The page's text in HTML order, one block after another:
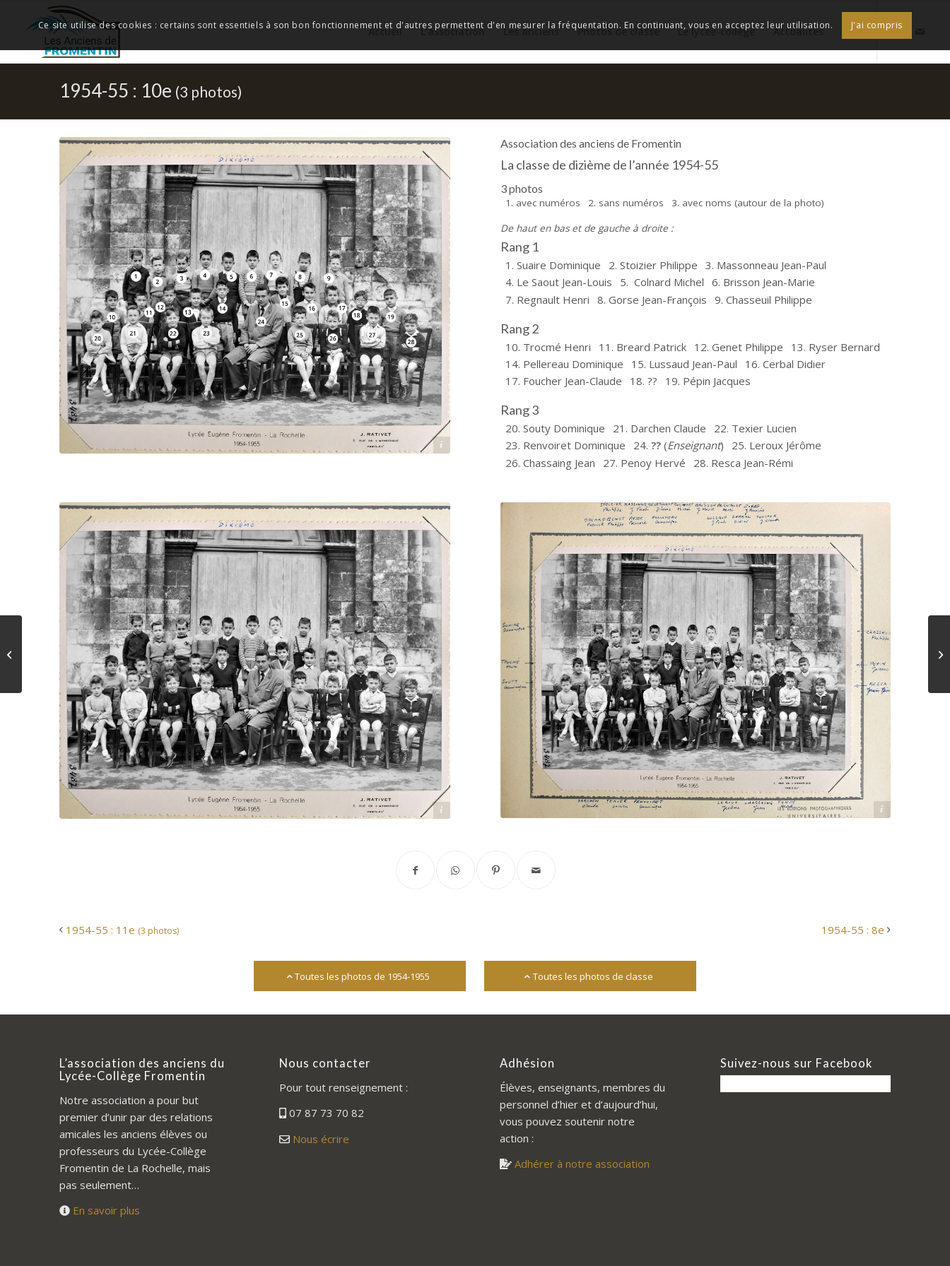
Accueil L’association Les anciens Photos de classe Le lycée-collège Actualités
1954-55 : 10e (3 photos)
Archives départementales 17
Association des anciens de Fromentin
La classe de dizième de l’année 1954-55
3 photos
1. avec numéros 2. sans numéros
3. avec noms (autour de la photo)
De haut en bas et de gauche à droite :
Rang 1
1. Suaire Dominique 2. Stoizier Philippe
3. Massonneau Jean-Paul
4. Le Saout Jean-Louis
5. Colnard Michel
6. Brisson Jean-Marie
7. Regnault Henri 8. Gorse Jean-François 9. Chasseuil Philippe
Rang 2
10. Trocmé Henri 11. Breard Patrick 12. Genet Philippe
13. Ryser Bernard
14. Pellereau Dominique
15. Lussaud Jean-Paul
16. Cerbal Didier
17. Foucher Jean-Claude
18. ?? 19. Pépin Jacques
Rang 3
20. Souty Dominique 21. Darchen Claude
22. Texier Lucien
23. Renvoiret Dominique
24. ??(Enseignant)
25. Leroux Jérôme
26. Chassaing Jean
27. Penoy Hervé 28. Resca Jean-Rémi
Archives départementales 17 Archives départementales 17
1954-55 : 11e (3 photos) 1954-55 : 8e
Toutes les photos de 1954-1955 Toutes les photos de classe
L’association des anciens du
Lycée-Collège Fromentin
Notre association a pour but
premier d’unir par des relations
amicales les anciens élèves ou
professeurs du Lycée-Collège
Fromentin de La Rochelle, mais
pas seulement…
En savoir plus
Nous contacter
Pour tout renseignement :
07 87 73 70 82
Nous écrire
Adhésion
Élèves, enseignants, membres du
personnel d’hier et d’aujourd’hui,
vous pouvez soutenir notre
action :
Adhérer à notre association
Suivez-nous sur Facebook
1954-55 : 11e (3 photos)
Ce site utilise des cookies : certains sont essentiels à son bon fonctionnement et d'autres permettent d'en mesurer la fréquentation. En continuant, vous en acceptez leur utilisation. J'ai compris